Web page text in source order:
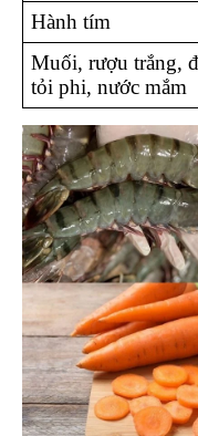
Hành tím
Muối, rượu trắng,
tỏi phi, nước mắm